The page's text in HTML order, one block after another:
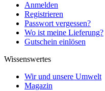
Anmelden
Registrieren
Passwort vergessen?
Wo ist meine Lieferung?
Gutschein einlösen
Wissenswertes
Wir und unsere Umwelt
Magazin